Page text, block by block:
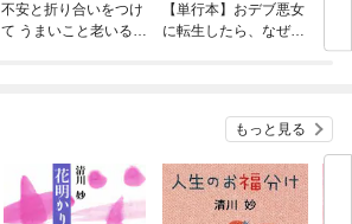
不安と折り合いをつけ
て うまいこと老いる生
【単行本】おデブ悪女
に転生したら、なぜか
もっと見る